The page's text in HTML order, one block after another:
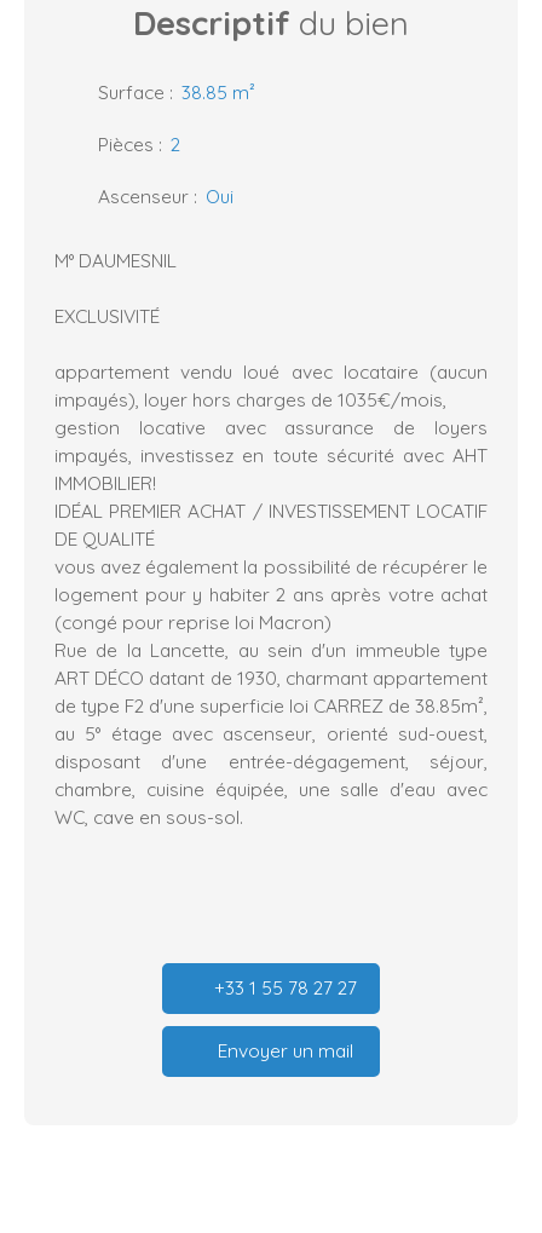
Descriptif du bien
Surface : 38.85 m²
Pièces : 2
Ascenseur : Oui
M° DAUMESNIL
EXCLUSIVITÉ
appartement vendu loué avec locataire (aucun
impayés), loyer hors charges de 1035€/mois,
gestion locative avec assurance de loyers
impayés, investissez en toute sécurité avec AHT
IMMOBILIER!
IDÉAL PREMIER ACHAT / INVESTISSEMENT LOCATIF
DE QUALITÉ
vous avez également la possibilité de récupérer le
logement pour y habiter 2 ans après votre achat
(congé pour reprise loi Macron)
Rue de la Lancette, au sein d'un immeuble type
ART DÉCO datant de 1930, charmant appartement
de type F2 d'une superficie loi CARREZ de 38.85m²,
au 5° étage avec ascenseur, orienté sud-ouest,
disposant d'une entrée-dégagement, séjour,
chambre, cuisine équipée, une salle d'eau avec
WC, cave en sous-sol.
+33 1 55 78 27 27
Envoyer un mail